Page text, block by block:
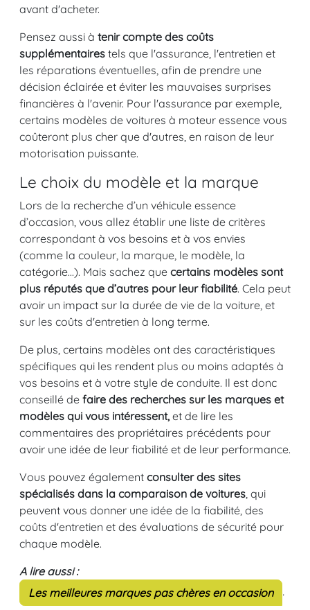
avant d'acheter.
Pensez aussi à tenir compte des coûts
supplémentaires tels que l'assurance, l'entretien et
les réparations éventuelles, afin de prendre une
décision éclairée et éviter les mauvaises surprises
financières à l'avenir. Pour l'assurance par exemple,
certains modèles de voitures à moteur essence vous
coûteront plus cher que d'autres, en raison de leur
motorisation puissante.
Le choix du modèle et la marque
Lors de la recherche d’un véhicule essence
d’occasion, vous allez établir une liste de critères
correspondant à vos besoins et à vos envies
(comme la couleur, la marque, le modèle, la
catégorie...). Mais sachez que certains modèles sont
plus réputés que d’autres pour leur fiabilité. Cela peut
avoir un impact sur la durée de vie de la voiture, et
sur les coûts d'entretien à long terme.
De plus, certains modèles ont des caractéristiques
spécifiques qui les rendent plus ou moins adaptés à
vos besoins et à votre style de conduite. Il est donc
conseillé de faire des recherches sur les marques et
modèles qui vous intéressent, et de lire les
commentaires des propriétaires précédents pour
avoir une idée de leur fiabilité et de leur performance.
Vous pouvez également consulter des sites
spécialisés dans la comparaison de voitures , qui
peuvent vous donner une idée de la fiabilité, des
coûts d'entretien et des évaluations de sécurité pour
chaque modèle.
A lire aussi :
Les meilleures marques pas chères en occasion
.